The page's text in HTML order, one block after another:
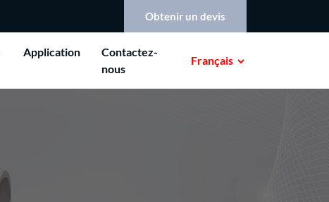
Obtenir un devis
Application
Contactez-
nous
Français